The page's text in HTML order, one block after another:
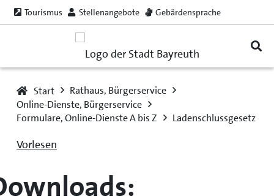
Tourismus Stellenangebote Gebärdensprache
Start
Rathaus, Bürgerservice
Online-Dienste, Bürgerservice
Formulare, Online-Dienste A bis Z
Ladenschlussgesetz
Vorlesen